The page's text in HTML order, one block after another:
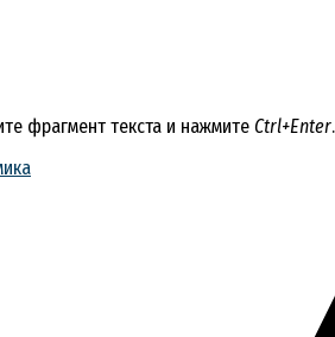
фрагмент текста и нажмите Ctrl+Enter.